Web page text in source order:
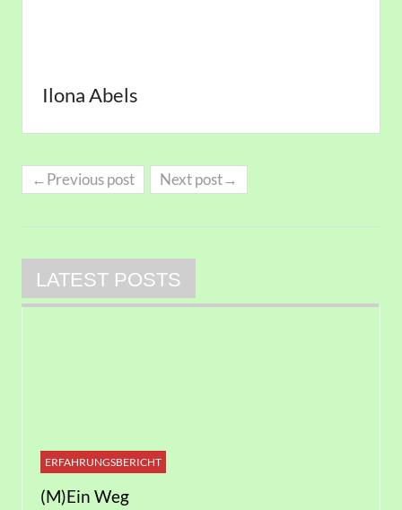
Ilona Abels
←Previous post Next post→
LATEST POSTS
ERFAHRUNGSBERICHT
(M)Ein Weg